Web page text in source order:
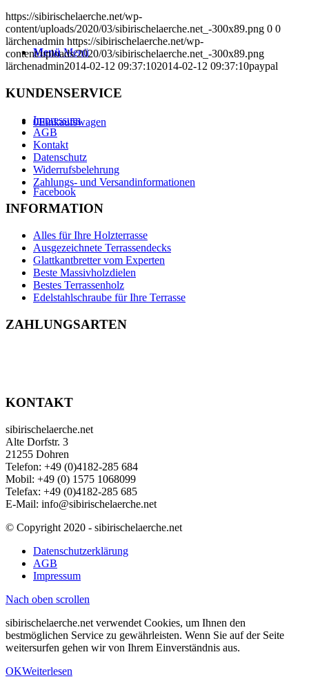
Menü Menü
0Einkaufswagen
Facebook
https://sibirischelaerche.net/wp-
content/uploads/2020/03/sibirischelaerche.net_-300x89.png 0 0
lärchenadmin https://sibirischelaerche.net/wp-
content/uploads/2020/03/sibirischelaerche.net_-300x89.png
lärchenadmin2014-02-12 09:37:102014-02-12 09:37:10paypal
KUNDENSERVICE
Impressum
AGB
Kontakt
Datenschutz
Widerrufsbelehrung
Zahlungs- und Versandinformationen
INFORMATION
Alles für Ihre Holzterrasse
Ausgezeichnete Terrassendecks
Glattkantbretter vom Experten
Beste Massivholzdielen
Bestes Terrassenholz
Edelstahlschraube für Ihre Terrasse
ZAHLUNGSARTEN
KONTAKT
sibirischelaerche.net
Alte Dorfstr. 3
21255 Dohren
Telefon: +49 (0)4182-285 684
Mobil: +49 (0) 1575 1068099
Telefax: +49 (0)4182-285 685
E-Mail: info@sibirischelaerche.net
© Copyright 2020 - sibirischelaerche.net
Datenschutzerklärung
AGB
Impressum
Nach oben scrollen
sibirischelaerche.net verwendet Cookies, um Ihnen den
bestmöglichen Service zu gewährleisten. Wenn Sie auf der Seite
weitersurfen gehen wir von Ihrem Einverständnis aus.
OKWeiterlesen